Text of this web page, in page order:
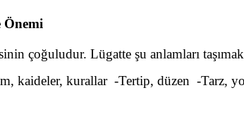
Önemi
çoğuludur. Lügatte şu anlamları
kaideler, kurallar -Tertip, düzen -Tarz,